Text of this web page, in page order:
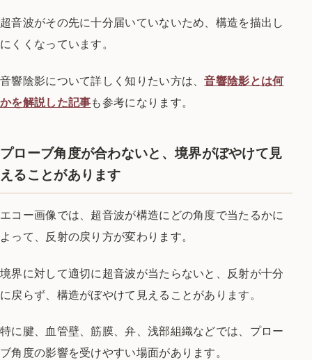
超音波がその先に十分届いていないため、構造を描出し
にくくなっています。
音響陰影について詳しく知りたい方は、音響陰影とは何
かを解説した記事も参考になります。
プローブ角度が合わないと、境界がぼやけて見
えることがあります
エコー画像では、超音波が構造にどの角度で当たるかに
よって、反射の戻り方が変わります。
境界に対して適切に超音波が当たらないと、反射が十分
に戻らず、構造がぼやけて見えることがあります。
特に腱、血管壁、筋膜、弁、浅部組織などでは、プロー
ブ角度の影響を受けやすい場面があります。